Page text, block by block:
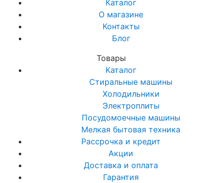
Каталог
О магазине
Контакты
Блог
Товары
Каталог
Стиральные машины
Холодильники
Электроплиты
Посудомоечные машины
Мелкая бытовая техника
Рассрочка и кредит
Акции
Доставка и оплата
Гарантия